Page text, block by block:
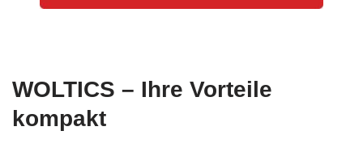
WOLTICS – Ihre Vorteile
kompakt